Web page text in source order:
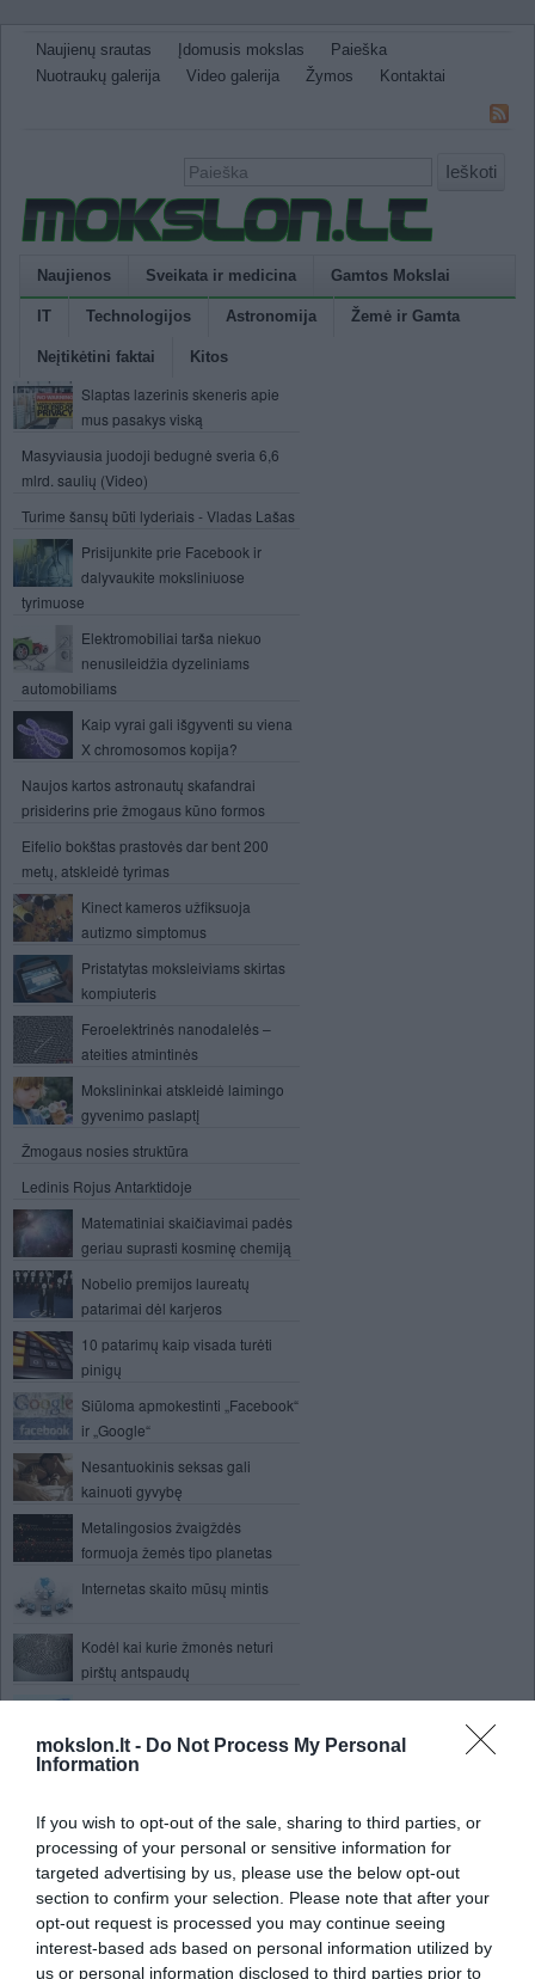
mokslon.lt - Do Not Process My Personal
Information
If you wish to opt-out of the sale, sharing to third parties, or
processing of your personal or sensitive information for
targeted advertising by us, please use the below opt-out
section to confirm your selection. Please note that after your
opt-out request is processed you may continue seeing
interest-based ads based on personal information utilized by
us or personal information disclosed to third parties prior to
Naujienų srautas Įdomusis mokslas
Paieška
Nuotraukų galerija
Video galerija Žymos Kontaktai
Ieškoti
Naujienos Sveikata ir medicina Gamtos Mokslai
IT Technologijos Astronomija Žemė ir Gamta
Neįtikėtini faktai Kitos
Slaptas lazerinis skeneris apie
mus pasakys viską
Masyviausia juodoji bedugnė sveria 6,6
mlrd. saulių (Video)
Turime šansų būti lyderiais - Vladas Lašas
Prisijunkite prie Facebook ir
dalyvaukite moksliniuose
tyrimuose
Elektromobiliai tarša niekuo
nenusileidžia dyzeliniams
automobiliams
Kaip vyrai gali išgyventi su viena
X chromosomos kopija?
Naujos kartos astronautų skafandrai
prisiderins prie žmogaus kūno formos
Eifelio bokštas prastovės dar bent 200
metų, atskleidė tyrimas
Kinect kameros užfiksuoja
autizmo simptomus
Pristatytas moksleiviams skirtas
kompiuteris
Feroelektrinės nanodalelės –
ateities atmintinės
Mokslininkai atskleidė laimingo
gyvenimo paslaptį
Žmogaus nosies struktūra
Ledinis Rojus Antarktidoje
Matematiniai skaičiavimai padės
geriau suprasti kosminę chemiją
Nobelio premijos laureatų
patarimai dėl karjeros
10 patarimų kaip visada turėti
pinigų
Siūloma apmokestinti „Facebook“
ir „Google“
Nesantuokinis seksas gali
kainuoti gyvybę
Metalingosios žvaigždės
formuoja žemės tipo planetas
Internetas skaito mūsų mintis
Kodėl kai kurie žmonės neturi
pirštų antspaudų
Kompiuteris, kuris gali gyvuoti
Lazerinė kamera gali matyti vaizdą už
Nauja atominė jėgainė Lietuvoje: utopija
ar realus projektas?
Mokslinkai kuria žuvį - robotą,
kuris tirs aplinkos taršą, vandens
ekosistemą